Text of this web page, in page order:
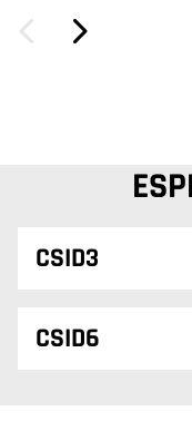
CSID3
CSID6